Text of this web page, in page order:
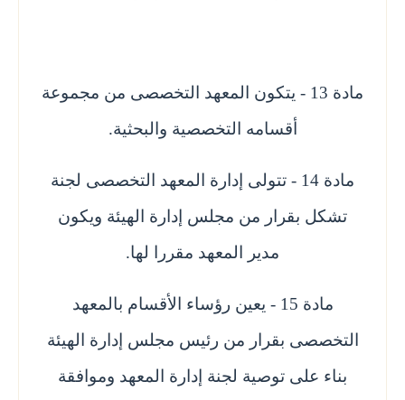
مادة 13 - يتكون المعهد التخصصى من مجموعة
أقسامه التخصصية والبحثية.
مادة 14 - تتولى إدارة المعهد التخصصى لجنة
تشكل بقرار من مجلس إدارة الهيئة ويكون
مدير المعهد مقررا لها.
مادة 15 - يعين رؤساء الأقسام بالمعهد
التخصصى بقرار من رئيس مجلس إدارة الهيئة
بناء على توصية لجنة إدارة المعهد وموافقة